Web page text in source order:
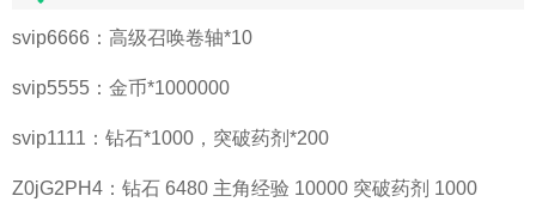
svip6666：高级召唤卷轴*10
svip5555：金币*1000000
svip1111：钻石*1000，突破药剂*200
Z0jG2PH4：钻石 6480 主角经验 10000 突破药剂 1000